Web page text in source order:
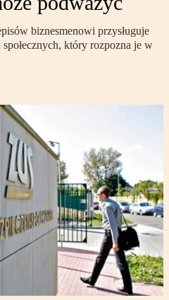
biznesmenowi przysługuje
który rozpozna je w